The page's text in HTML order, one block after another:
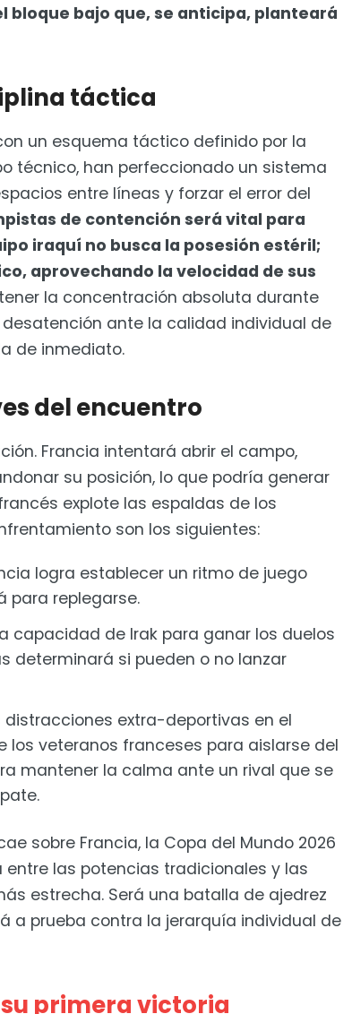
bajo que, se anticipa, planteará
táctica
un esquema táctico definido por la
técnico, han perfeccionado un sistema
entre líneas y forzar el error del
de contención será vital para
iraquí no busca la posesión estéril;
aprovechando la velocidad de sus
la concentración absoluta durante
ante la calidad individual de
de inmediato.
del encuentro
Francia intentará abrir el campo,
su posición, lo que podría generar
explote las espaldas de los
son los siguientes:
logra establecer un ritmo de juego
para replegarse.
capacidad de Irak para ganar los duelos
determinará si pueden o no lanzar
distracciones extra-deportivas en el
veteranos franceses para aislarse del
mantener la calma ante un rival que se
sobre Francia, la Copa del Mundo 2026
las potencias tradicionales y las
estrecha. Será una batalla de ajedrez
a prueba contra la jerarquía individual de
primera victoria